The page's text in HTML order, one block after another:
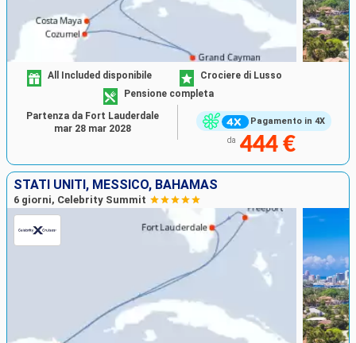
Pagamento in 4X
All Included disponibile
Crociere di Lusso
Pensione completa
da 444 €
Partenza da Fort Lauderdale
mar 28 mar 2028
STATI UNITI, MESSICO, BAHAMAS
6 giorni, Celebrity Summit